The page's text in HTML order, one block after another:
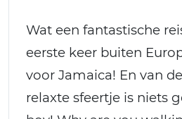
Wat een fantastische
eerste keer buiten
voor Jamaica! En van
relaxte sfeertje is niets